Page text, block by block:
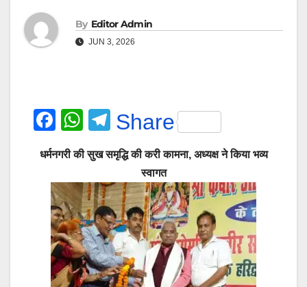
By Editor Admin
JUN 3, 2026
F
a
c
e
b
o
o
k
W
at
s
A
p
p
T
el
e
gr
a
m
Share
धर्मनगरी की सुख समृद्धि की करी कामना, अध्यक्ष ने किया भव्य
स्वागत